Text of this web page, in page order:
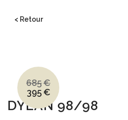
< Retour
DYLAN 98/98
685€
Le
prix
initial
était :
395€
Le
prix
actuel
est :